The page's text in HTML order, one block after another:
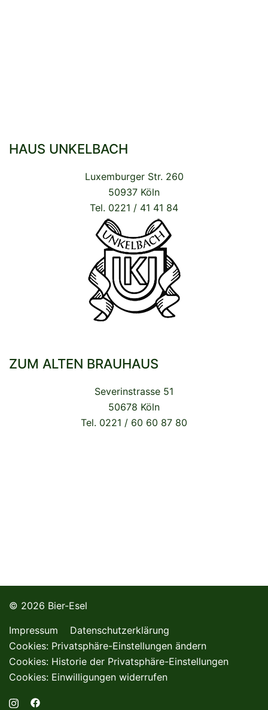
HAUS UNKELBACH
Luxemburger Str. 260
50937 Köln
Tel. 0221 / 41 41 84
ZUM ALTEN BRAUHAUS
Severinstrasse 51
50678 Köln
Tel. 0221 / 60 60 87 80
© 2026 Bier-Esel
Impressum
Datenschutzerklärung
Cookies: Privatsphäre-Einstellungen ändern
Cookies: Historie der Privatsphäre-Einstellungen
Cookies: Einwilligungen widerrufen